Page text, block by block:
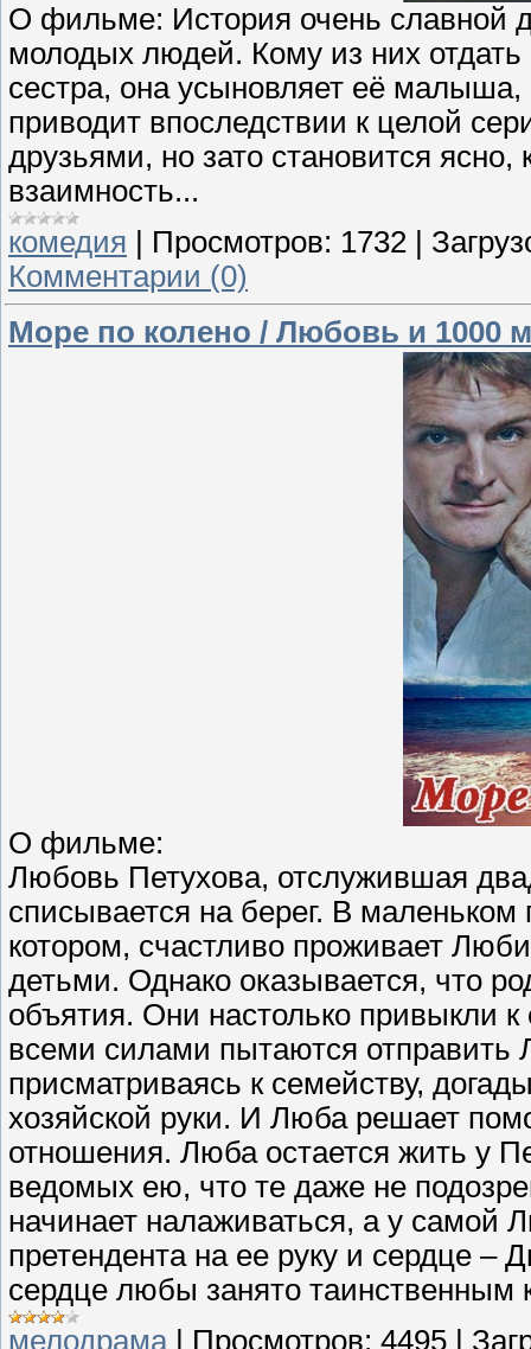
О фильме: История очень славной
молодых людей. Кому из них отдать
сестра, она усыновляет её малыша,
приводит впоследствии к целой
друзьями, но зато становится
взаимность...
комедия | Просмотров: 1732 |
Комментарии (0)
Море по колено / Любовь и 1000
О фильме:
Любовь Петухова, отслужившая
списывается на берег. В
котором, счастливо проживает
детьми. Однако оказывается, что
объятия. Они настолько привыкли
всеми силами пытаются
присматриваясь к семейству,
хозяйской руки. И Люба решает
отношения. Люба остается жить у
ведомых ею, что те даже не
начинает налаживаться, а у
претендента на ее руку и сердце
сердце любы занято таинственным
мелодрама
Просмотров: 4495